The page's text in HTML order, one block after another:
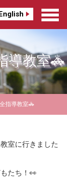
導教室🚓
指導教室🚓
室に行きました
たち！👀